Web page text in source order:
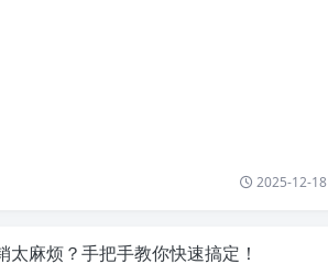
2025-12-18
太麻烦？手把手教你快速搞定！